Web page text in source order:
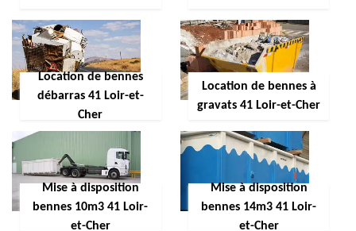
Location de bennes
débarras 41 Loir-et-
Cher
Location de bennes à
gravats 41 Loir-et-Cher
Mise à disposition
bennes 10m3 41 Loir-
et-Cher
Mise à disposition
bennes 14m3 41 Loir-
et-Cher